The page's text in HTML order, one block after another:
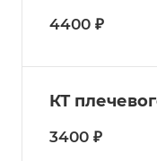
4400 ₽
КТ
3400 ₽